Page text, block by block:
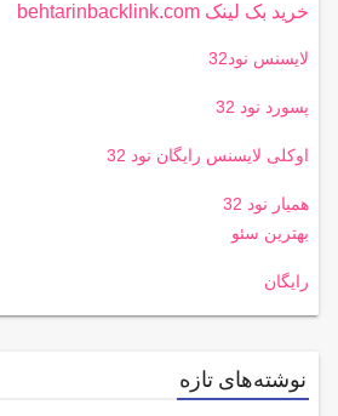
خرید بک لینک behtarinbacklink.com
لایسنس نود32
پسورد نود 32
اوکلی لایسنس رایگان نود 32
همیار نود 32
بهترین سئو
رایگان
نوشته‌های تازه